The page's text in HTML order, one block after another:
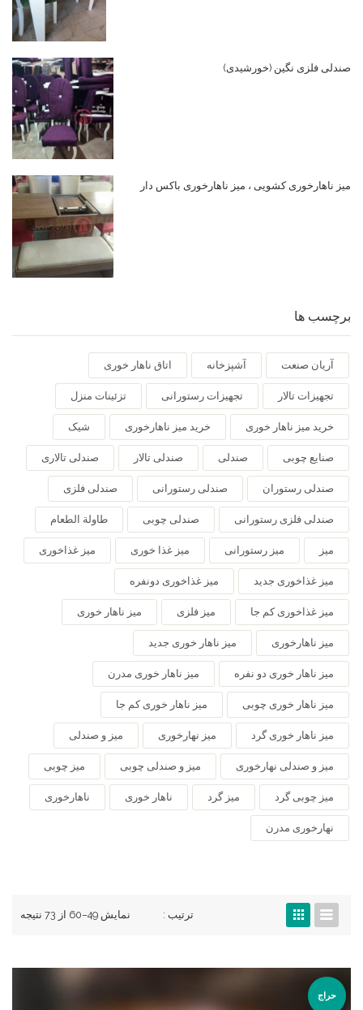
صندلی فلزی نگین (خورشیدی)
میز ناهارخوری کشویی ، میز ناهارخوری باکس دار
برچسب ها
آریان صنعت آشپزخانه اتاق ناهار خوری
تجهیزات تالار تجهیزات رستورانی تزئینات منزل
خرید میز ناهار خوری خرید میز ناهارخوری شیک
صنایع چوبی صندلی صندلی تالار صندلی تالاری
صندلی رستوران صندلی رستورانی صندلی فلزی
صندلی فلزی رستورانی صندلی چوبی طاولة الطعام
میز میز رستورانی میز غذا خوری میز غذاخوری
میز غذاخوری جدید میز غذاخوری دونفره
میز غذاخوری کم جا میز فلزی میز ناهار خوری
میز ناهارخوری میز ناهار خوری جدید
میز ناهار خوری دو نفره میز ناهار خوری مدرن
میز ناهار خوری چوبی میز ناهار خوری کم جا
میز ناهار خوری گرد میز نهارخوری میز و صندلی
میز و صندلی نهارخوری میز و صندلی چوبی میز چوبی
میز چوبی گرد میز گرد ناهار خوری ناهارخوری
نهارخوری مدرن
نمایش 49–60 از 73 نتیجه ترتیب :
حراج